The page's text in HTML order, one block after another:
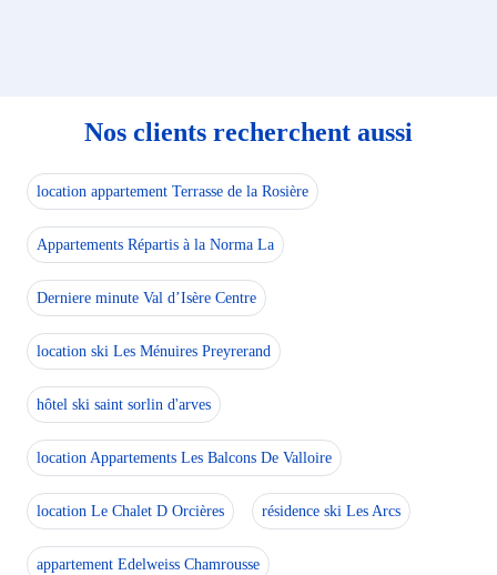
Nos clients recherchent aussi
location appartement Terrasse de la Rosière
Appartements Répartis à la Norma La
Derniere minute Val d’Isère Centre
location ski Les Ménuires Preyrerand
hôtel ski saint sorlin d'arves
location Appartements Les Balcons De Valloire
location Le Chalet D Orcières résidence ski Les Arcs
appartement Edelweiss Chamrousse